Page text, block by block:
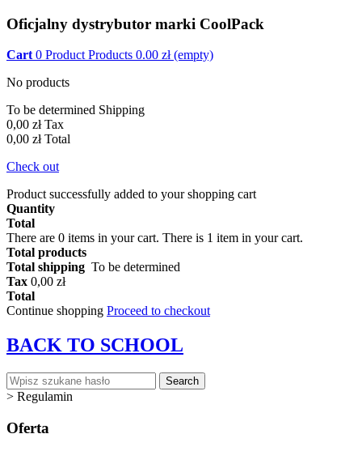
Oficjalny dystrybutor marki CoolPack
Cart 0 Product Products 0.00 zł (empty)
No products
To be determined Shipping
0,00 zł Tax
0,00 zł Total
Check out
Product successfully added to your shopping cart
Quantity
Total
There are 0 items in your cart. There is 1 item in your cart.
Total products
Total shipping To be determined
Tax 0,00 zł
Total
Continue shopping Proceed to checkout
BACK TO SCHOOL
Search
> Regulamin
Oferta